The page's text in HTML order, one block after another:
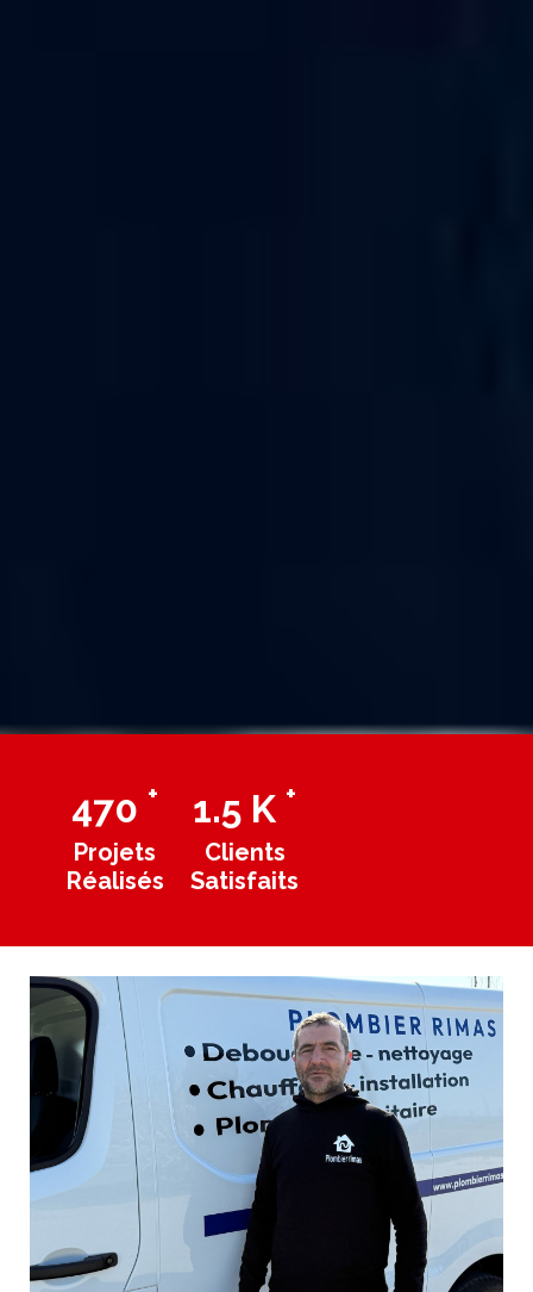
470 +
Projets
Réalisés
1.5 K +
Clients
Satisfaits